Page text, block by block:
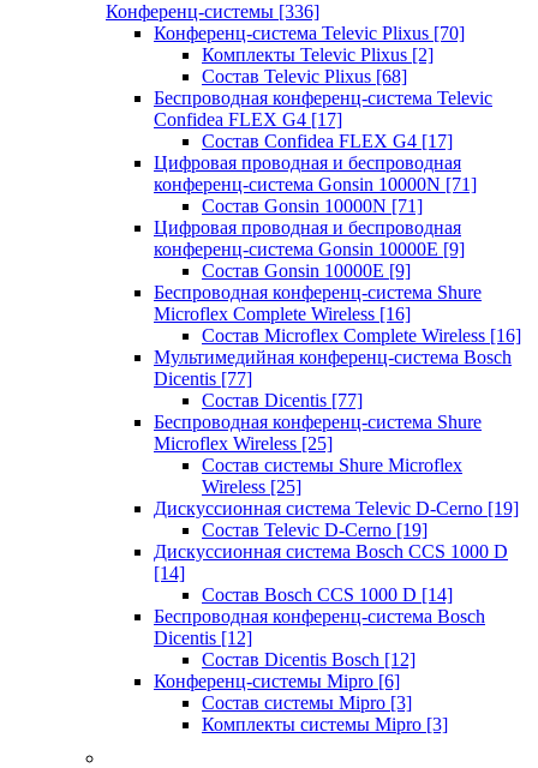
Конференц-системы [336]
Конференц-система Televic Plixus [70]
Комплекты Televic Plixus [2]
Состав Televic Plixus [68]
Беспроводная конференц-система Televic
Confidea FLEX G4 [17]
Состав Confidea FLEX G4 [17]
Цифровая проводная и беспроводная
конференц-система Gonsin 10000N [71]
Состав Gonsin 10000N [71]
Цифровая проводная и беспроводная
конференц-система Gonsin 10000E [9]
Состав Gonsin 10000E [9]
Беспроводная конференц-система Shure
Microflex Complete Wireless [16]
Состав Microflex Complete Wireless [16]
Мультимедийная конференц-система Bosch
Dicentis [77]
Состав Dicentis [77]
Беспроводная конференц-система Shure
Microflex Wireless [25]
Состав системы Shure Microflex
Wireless [25]
Дискуссионная система Televic D-Cerno [19]
Состав Televic D-Cerno [19]
Дискуссионная система Bosch CCS 1000 D
[14]
Состав Bosch CCS 1000 D [14]
Беспроводная конференц-система Bosch
Dicentis [12]
Состав Dicentis Bosch [12]
Конференц-системы Mipro [6]
Состав системы Mipro [3]
Комплекты системы Mipro [3]